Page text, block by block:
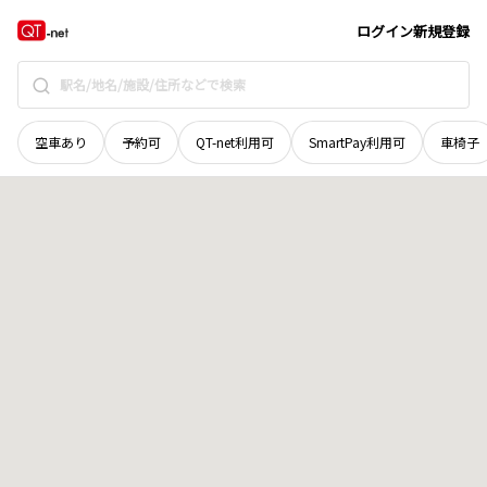
ログイン新規登録
空車あり 予約可 QT-net利用可 SmartPay利用可 車椅子
宮城県